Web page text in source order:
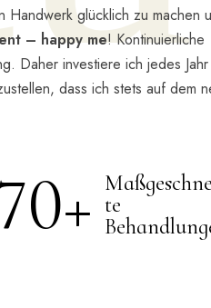
Handwerk glücklich zu machen
– happy me! Kontinuierliche
Daher investiere ich jedes Jahr
dass ich stets auf dem
+ te